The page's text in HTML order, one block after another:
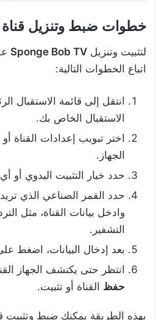
خطوات ضبط وتنزيل
لتثبيت وتنزيل Sponge Bob TV
اتباع الخطوات التالية:
انتقل إلى قائمة الاستقبال
الاستقبال الخاص بك.
اختر تبويب إعدادات القناة
الجهاز.
حدد خيار التثبيت اليدوي أو
حدد القمر الصناعي الذي
وادخل بيانات القناة، مثل
التشفير.
بعد إدخال البيانات، اضغط
انتظر حتى يكتشف الجهاز
حفظ القناة أو تثبيت.
بهذه الطريقة يمكنك ضبط وتثبيت